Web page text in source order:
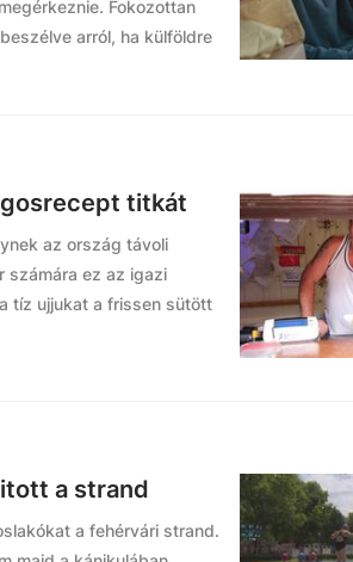
Fokozottan
arról, ha külföldre
titkát
az ország távoli
számára ez az igazi
tíz ujjukat a frissen sütött
a strand
a fehérvári strand.